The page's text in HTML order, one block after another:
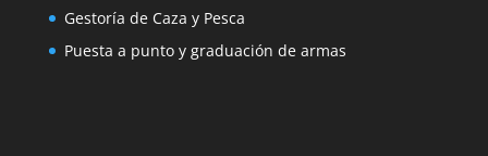
Gestoría de Caza y Pesca
Puesta a punto y graduación de armas